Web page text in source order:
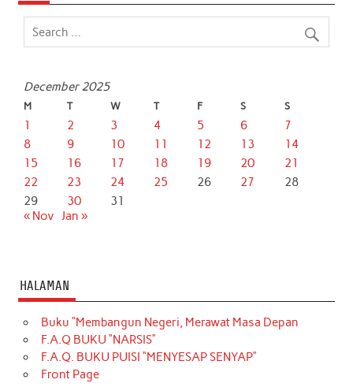
December 2025
M T W T F S S
1 2 3 4 5 6
7
8
9 10 11 12 13
14
15
16 17 18 19 20
21
22
23 24 25 26 27
28
29
30
31
« Nov Jan »
HALAMAN
Buku “Membangun Negeri, Merawat Masa Depan
F.A.Q BUKU “NARSIS”
F.A.Q. BUKU PUISI “MENYESAP SENYAP”
Front Page